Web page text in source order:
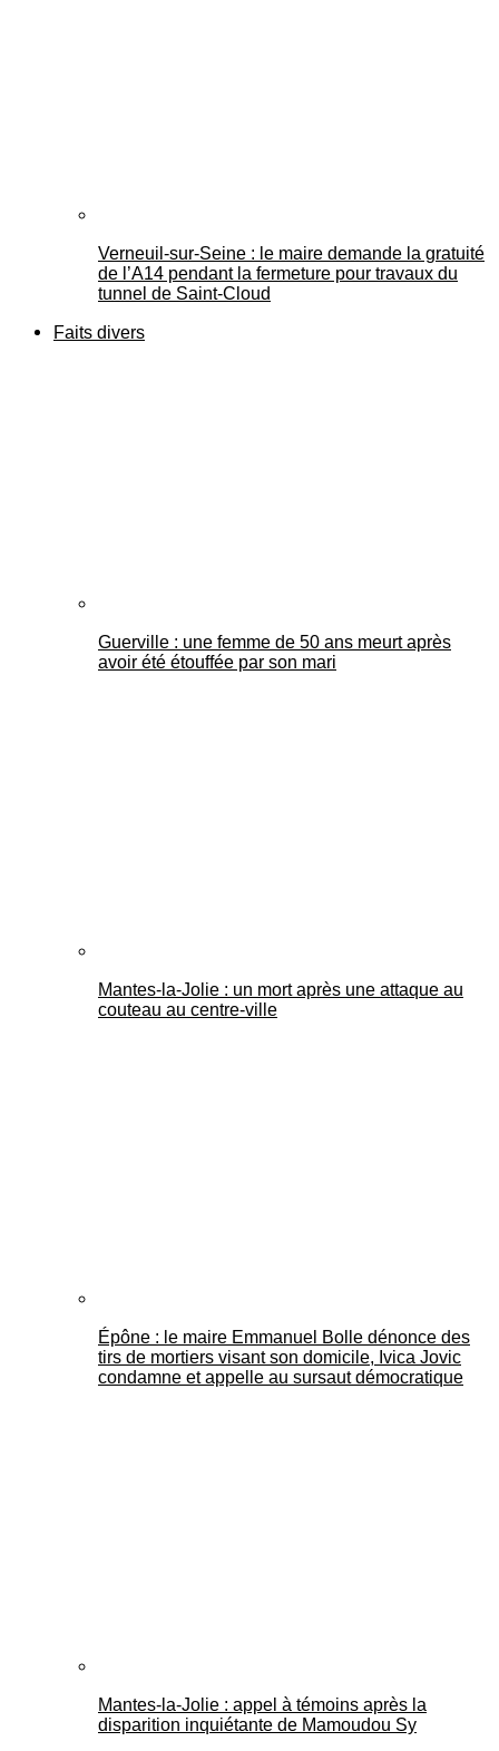
Verneuil-sur-Seine : le maire demande la gratuité
de l’A14 pendant la fermeture pour travaux du
tunnel de Saint-Cloud
Faits divers
Guerville : une femme de 50 ans meurt après
avoir été étouffée par son mari
Mantes-la-Jolie : un mort après une attaque au
couteau au centre-ville
Épône : le maire Emmanuel Bolle dénonce des
tirs de mortiers visant son domicile, Ivica Jovic
condamne et appelle au sursaut démocratique
Mantes-la-Jolie : appel à témoins après la
disparition inquiétante de Mamoudou Sy